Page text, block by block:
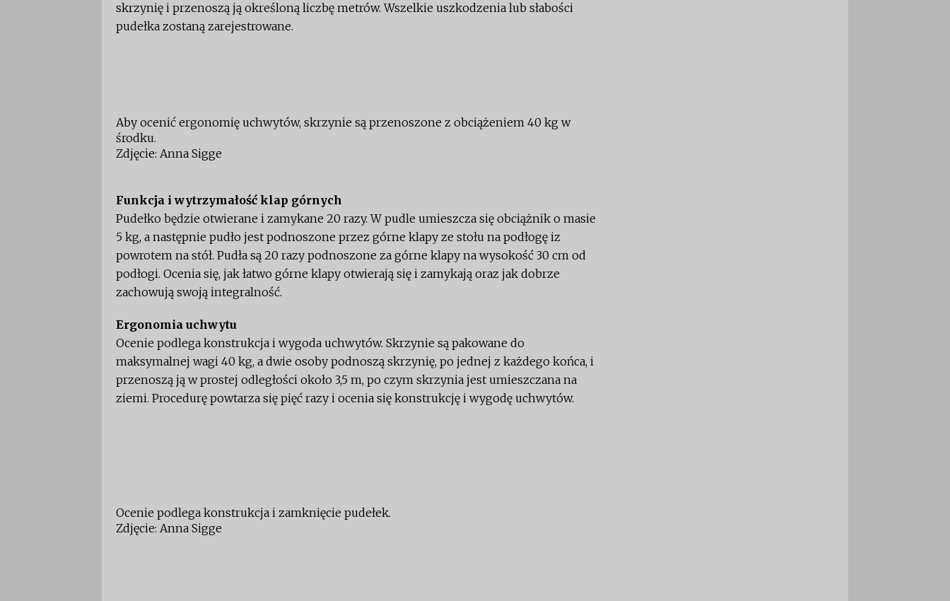
skrzynię i przenoszą ją określoną liczbę metrów. Wszelkie uszkodzenia lub słabości
pudełka zostaną zarejestrowane.
Aby ocenić ergonomię uchwytów, skrzynie są przenoszone z obciążeniem 40 kg w
środku.
Zdjęcie: Anna Sigge
Funkcja i wytrzymałość klap górnych
Pudełko będzie otwierane i zamykane 20 razy. W pudle umieszcza się obciążnik o masie
5 kg, a następnie pudło jest podnoszone przez górne klapy ze stołu na podłogę iz
powrotem na stół. Pudła są 20 razy podnoszone za górne klapy na wysokość 30 cm od
podłogi. Ocenia się, jak łatwo górne klapy otwierają się i zamykają oraz jak dobrze
zachowują swoją integralność.
Ergonomia uchwytu
Ocenie podlega konstrukcja i wygoda uchwytów. Skrzynie są pakowane do
maksymalnej wagi 40 kg, a dwie osoby podnoszą skrzynię, po jednej z każdego końca, i
przenoszą ją w prostej odległości około 3,5 m, po czym skrzynia jest umieszczana na
ziemi. Procedurę powtarza się pięć razy i ocenia się konstrukcję i wygodę uchwytów.
Ocenie podlega konstrukcja i zamknięcie pudełek.
Zdjęcie: Anna Sigge